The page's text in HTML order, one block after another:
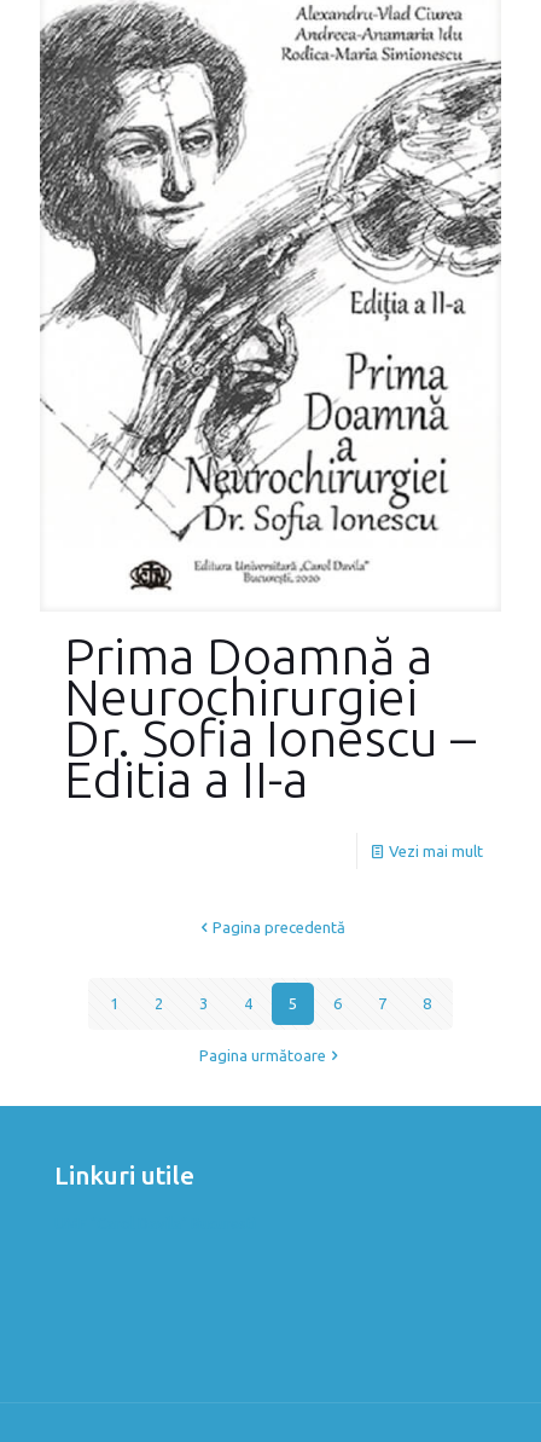
Prima Doamnă a
Neurochirurgiei
Dr. Sofia Ionescu –
Editia a II-a
Vezi mai mult
Pagina precedentă
1 2 3 4 5 6 7 8
Pagina următoare
Linkuri utile